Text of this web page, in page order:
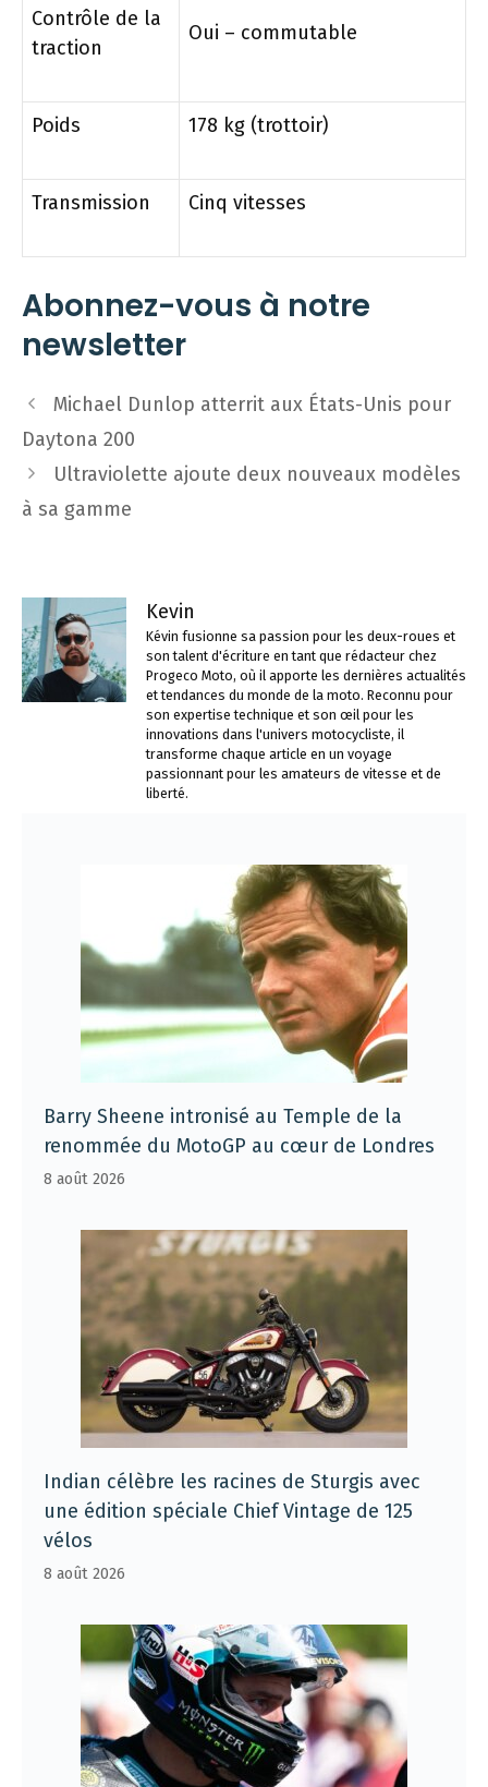
Contrôle de la
traction
Oui – commutable
Poids 178 kg (trottoir)
Transmission Cinq vitesses
Abonnez-vous à notre
newsletter
Navigation
des
Michael Dunlop atterrit aux États-Unis pour
Daytona 200
Ultraviolette ajoute deux nouveaux modèles
à sa gamme
Kevin
Kévin fusionne sa passion pour les deux-roues et
son talent d'écriture en tant que rédacteur chez
Progeco Moto, où il apporte les dernières actualités
et tendances du monde de la moto. Reconnu pour
son expertise technique et son œil pour les
innovations dans l'univers motocycliste, il
transforme chaque article en un voyage
passionnant pour les amateurs de vitesse et de
liberté.
Barry Sheene intronisé au Temple de la
renommée du MotoGP au cœur de Londres
8 août 2026
Indian célèbre les racines de Sturgis avec
une édition spéciale Chief Vintage de 125
vélos
8 août 2026